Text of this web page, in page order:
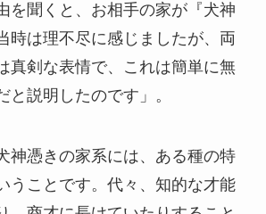
を聞くと、お相手の家が『犬神
時は理不尽に感じましたが、両
真剣な表情で、これは簡単に無
と説明したのです」。
神憑きの家系には、ある種の特
うことです。代々、知的な才能